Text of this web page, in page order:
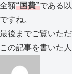
全額“国費”である
ですね。
最後までご覧いた
この記事を書いた人